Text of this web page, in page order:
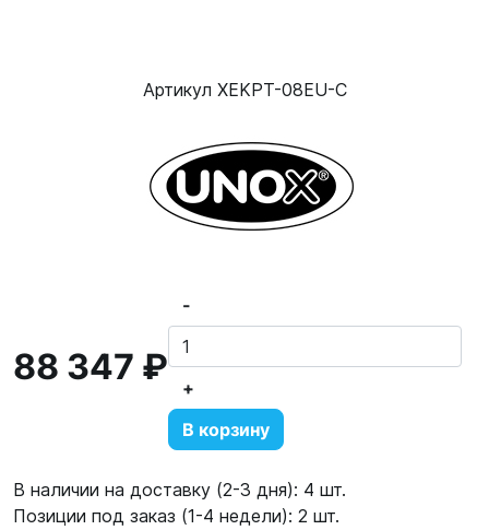
Артикул XEKPT-08EU-C
88 347 ₽
-
+
В корзину
В наличии на доставку (2-3 дня): 4 шт.
Позиции под заказ (1-4 недели): 2 шт.